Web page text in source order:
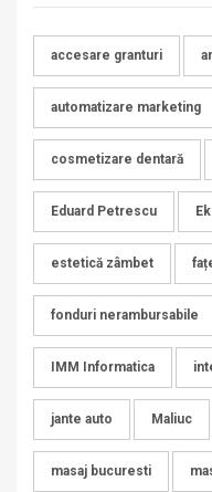
accesare granturi
automatizare marketing
cosmetizare dentară
Eduard Petrescu
estetică zâmbet
fonduri nerambursabile
IMM Informatica
jante auto Maliuc
masaj bucuresti